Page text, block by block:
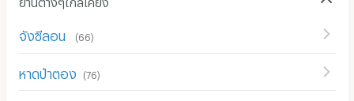
จังซีลอน (66)
หาดป่าตอง (76)